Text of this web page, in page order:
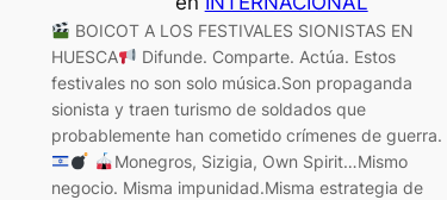
BOICOT A LOS FESTIVALES SIONISTAS EN
HUESCA
Difunde. Comparte. Actúa. Estos
festivales no son solo música.Son propaganda
sionista y traen turismo de soldados que
probablemente han cometido crímenes de guerra.
Monegros, Sizigia, Own Spirit…Mismo
negocio. Misma impunidad.Misma estrategia de